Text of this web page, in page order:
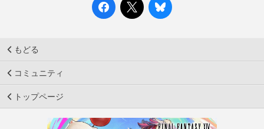
もどる
コミュニティ
トップページ